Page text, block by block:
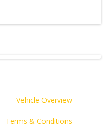
Vehicle Overview
Terms & Conditions